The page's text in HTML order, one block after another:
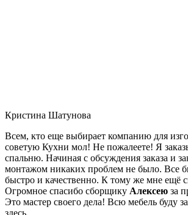
Кристина Шатунова
Всем, кто еще выбирает компанию для
советую Кухни мол! Не пожалеете! Я
спальню. Начиная с обсуждения заказа и
монтажом никаких проблем не было. Все
быстро и качественно. К тому же мне ещё
Огромное спасибо сборщику Алексею за
Это мастер своего дела! Всю мебель буду
здесь.